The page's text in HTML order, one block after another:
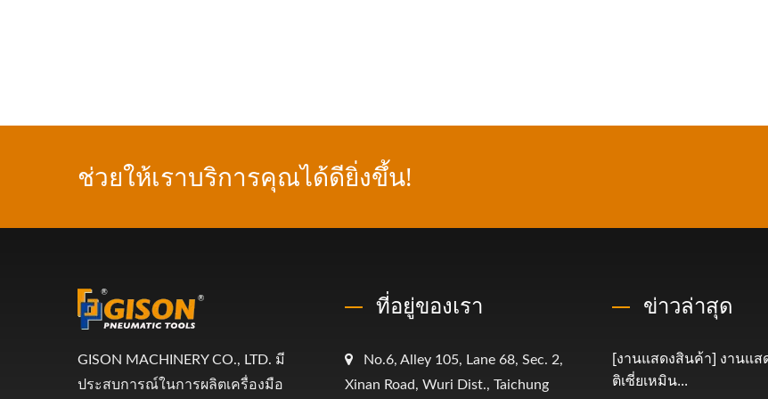
ช่วยให้เราบริการคุณได้ดียิ่งขึ้น!
GISON MACHINERY CO., LTD. มี
ประสบการณ์ในการผลิตเครื่องมือ
ที่อยู่ของเรา
No.6, Alley 105, Lane 68, Sec. 2,
Xinan Road, Wuri Dist., Taichung
ข่าวล่าสุด
[งานแสดงสินค้า] งานแ
ติเซี่ยเหมิน...